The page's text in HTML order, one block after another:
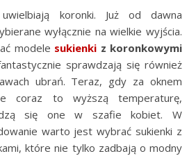
wyłącznie na wielkie wyjścia.
modele sukienki z koronkowymi
sprawdzają się również
ubrań. Teraz, gdy za oknem
coraz to wyższą temperaturę,
się one w szafie kobiet. W
warto jest wybrać sukienki z
które nie tylko zadbają o modny